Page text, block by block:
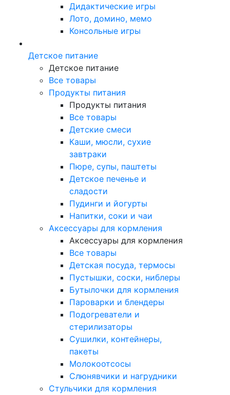
Дидактические игры
Лото, домино, мемо
Консольные игры
Детское питание
Детское питание
Все товары
Продукты питания
Продукты питания
Все товары
Детские смеси
Каши, мюсли, сухие
завтраки
Пюре, супы, паштеты
Детское печенье и
сладости
Пудинги и йогурты
Напитки, соки и чаи
Аксессуары для кормления
Аксессуары для кормления
Все товары
Детская посуда, термосы
Пустышки, соски, ниблеры
Бутылочки для кормления
Пароварки и блендеры
Подогреватели и
стерилизаторы
Сушилки, контейнеры,
пакеты
Молокоотсосы
Слюнявчики и нагрудники
Стульчики для кормления